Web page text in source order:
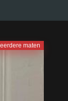
maten